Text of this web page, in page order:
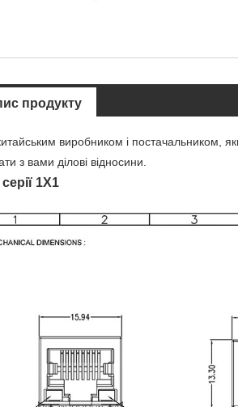
продукту
виробником і постачальником,
з вами ділові відносини.
1X1